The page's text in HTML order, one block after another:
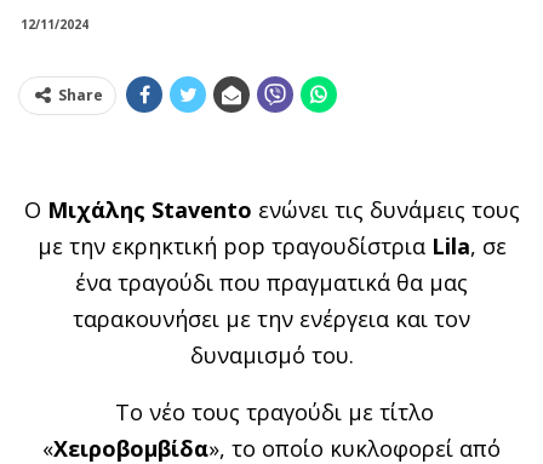
12/11/2024
Share
Ο Μιχάλης Stavento ενώνει τις δυνάμεις τους
με την εκρηκτική pop τραγουδίστρια Lila, σε
ένα τραγούδι που πραγματικά θα μας
ταρακουνήσει με την ενέργεια και τον
δυναμισμό του.
Το νέο τους τραγούδι με τίτλο
«Χειροβομβίδα», το οποίο κυκλοφορεί από